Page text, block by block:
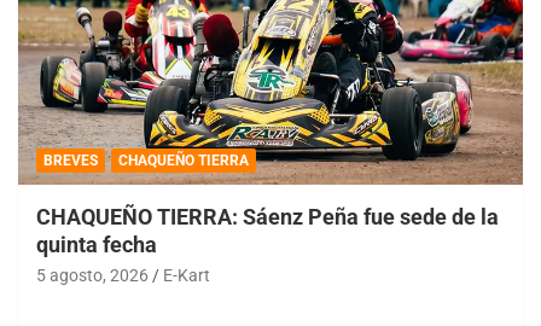
BREVES CHAQUEÑO TIERRA
CHAQUEÑO TIERRA: Sáenz Peña fue sede de la
quinta fecha
5 agosto, 2026 E-Kart